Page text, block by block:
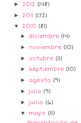
► 2012 (148)
► 2011 (172)
▼ 2010 (81)
► diciembre (14)
► noviembre (10)
► octubre (11)
► septiembre (10)
► agosto (9)
►julio (9)
►junio (6)
▼ mayo (11)